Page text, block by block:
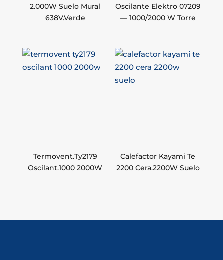
2.000W Suelo Mural
638V.Verde
Oscilante Elektro 07209
— 1000/2000 W Torre
Termovent.Ty2179
Oscilant.1000 2000W
Calefactor Kayami Te
2200 Cera.2200W Suelo